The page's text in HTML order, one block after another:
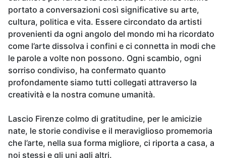
portato a conversazioni così significative su arte,
cultura, politica e vita. Essere circondato da artisti
provenienti da ogni angolo del mondo mi ha ricordato
come l’arte dissolva i confini e ci connetta in modi che
le parole a volte non possono. Ogni scambio, ogni
sorriso condiviso, ha confermato quanto
profondamente siamo tutti collegati attraverso la
creatività e la nostra comune umanità.
Lascio Firenze colmo di gratitudine, per le amicizie
nate, le storie condivise e il meraviglioso promemoria
che l’arte, nella sua forma migliore, ci riporta a casa, a
noi stessi e gli uni agli altri.